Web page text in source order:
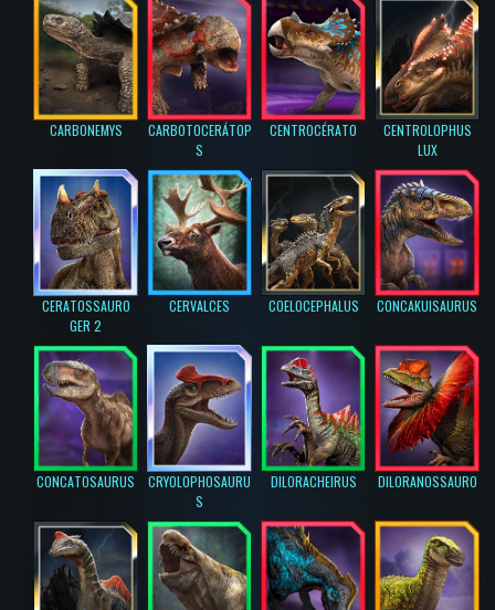
CARBONEMYS
CARBOTOCERÁTOP
S
CENTROCÉRATO
CENTROLOPHUS
LUX
CERATOSSAURO
GER 2
CERVALCES COELOCEPHALUS CONCAKUISAURUS
CONCATOSAURUS
CRYOLOPHOSAURU
S
DILORACHEIRUS DILORANOSSAURO